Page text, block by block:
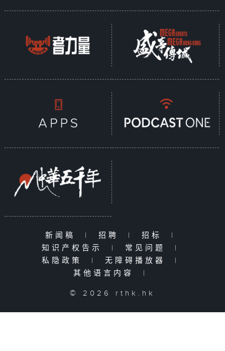
新闻稿 | 招聘 | 招标
|
知识产权告示
| 常见问题
|
私隐政策
| 无障碍播放器
|
其他语言内容
|
© 2026 rthk.hk